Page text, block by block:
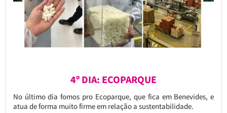
4º DIA: ECOPARQUE
No último dia fomos pro Ecoparque, que fica em Benevides, e
atua de forma muito firme em relação a sustentabilidade.